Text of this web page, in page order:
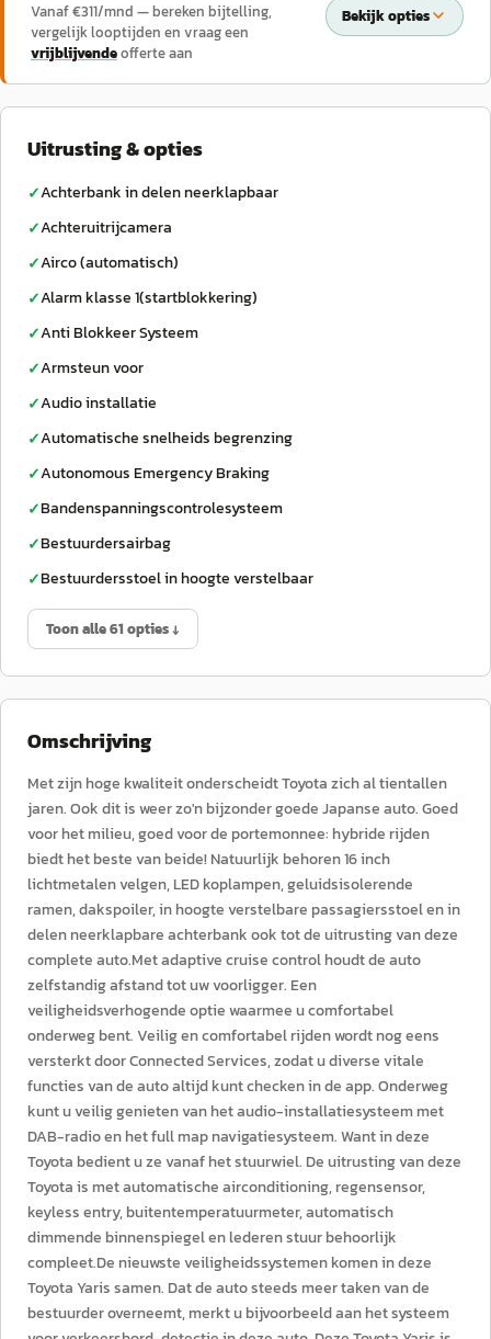
Vanaf €311/mnd — bereken bijtelling,
vergelijk looptijden en vraag een
vrijblijvendeofferte aan
Bekijk opties
Uitrusting & opties
✓Achterbank in delen neerklapbaar
✓Achteruitrijcamera
✓Airco (automatisch)
✓Alarm klasse 1(startblokkering)
✓Anti Blokkeer Systeem
✓Armsteun voor
✓Audio installatie
✓Automatische snelheids begrenzing
✓Autonomous Emergency Braking
✓Bandenspanningscontrolesysteem
✓Bestuurdersairbag
✓Bestuurdersstoel in hoogte verstelbaar
Toon alle 61 opties ↓
Omschrijving
Met zijn hoge kwaliteit onderscheidt Toyota zich al tientallen
jaren. Ook dit is weer zo'n bijzonder goede Japanse auto. Goed
voor het milieu, goed voor de portemonnee: hybride rijden
biedt het beste van beide! Natuurlijk behoren 16 inch
lichtmetalen velgen, LED koplampen, geluidsisolerende
ramen, dakspoiler, in hoogte verstelbare passagiersstoel en in
delen neerklapbare achterbank ook tot de uitrusting van deze
complete auto.Met adaptive cruise control houdt de auto
zelfstandig afstand tot uw voorligger. Een
veiligheidsverhogende optie waarmee u comfortabel
onderweg bent. Veilig en comfortabel rijden wordt nog eens
versterkt door Connected Services, zodat u diverse vitale
functies van de auto altijd kunt checken in de app. Onderweg
kunt u veilig genieten van het audio-installatiesysteem met
DAB-radio en het full map navigatiesysteem. Want in deze
Toyota bedient u ze vanaf het stuurwiel. De uitrusting van deze
Toyota is met automatische airconditioning, regensensor,
keyless entry, buitentemperatuurmeter, automatisch
dimmende binnenspiegel en lederen stuur behoorlijk
compleet.De nieuwste veiligheidssystemen komen in deze
Toyota Yaris samen. Dat de auto steeds meer taken van de
bestuurder overneemt, merkt u bijvoorbeeld aan het systeem